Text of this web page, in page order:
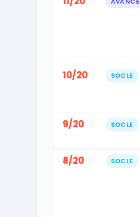
10/20 SOCLE
9/20 SOCLE
8/20 SOCLE